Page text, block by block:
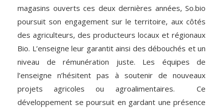
magasins ouverts ces deux dernières années, So.bio
poursuit son engagement sur le territoire, aux côtés
des agriculteurs, des producteurs locaux et régionaux
Bio. L’enseigne leur garantit ainsi des débouchés et un
niveau de rémunération juste. Les équipes de
l’enseigne n’hésitent pas à soutenir de nouveaux
projets agricoles ou agroalimentaires. Ce
développement se poursuit en gardant une présence